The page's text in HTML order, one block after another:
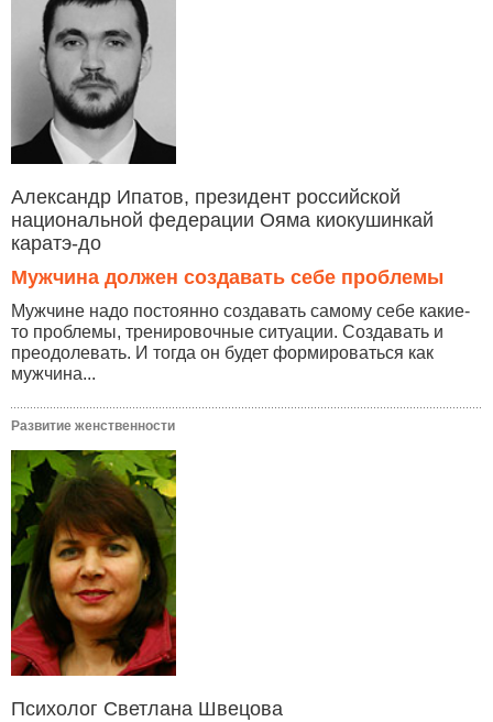
Александр Ипатов, президент российской
национальной федерации Ояма киокушинкай
каратэ-до
Мужчина должен создавать себе проблемы
Мужчине надо постоянно создавать самому себе какие-
то проблемы, тренировочные ситуации. Создавать и
преодолевать. И тогда он будет формироваться как
мужчина...
Развитие женственности
Психолог Светлана Швецова